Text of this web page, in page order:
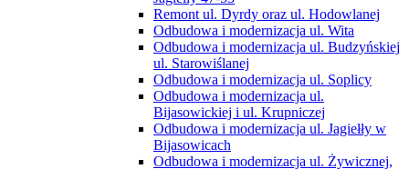
Remont ul. Dyrdy oraz ul. Hodowlanej
Odbudowa i modernizacja ul. Wita
Odbudowa i modernizacja ul. Budzyńskiej
ul. Starowiślanej
Odbudowa i modernizacja ul. Soplicy
Odbudowa i modernizacja ul.
Bijasowickiej i ul. Krupniczej
Odbudowa i modernizacja ul. Jagiełły w
Bijasowicach
Odbudowa i modernizacja ul. Żywicznej,